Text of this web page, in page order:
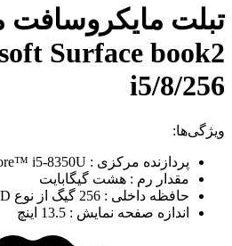
تبلت مایکروسافت
Surface book2
i5/8/256
ویژگی‌ها:
پردازنده مرکزی : Intel® Core™ i5-8350U
مقدار رم : هشت گیگابایت
حافظه داخلی : 256 گیگ از نوع SSD
اندازه صفحه نمایش : 13.5 اینچ